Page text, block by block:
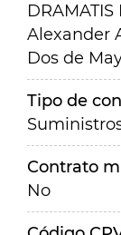
Alexander
Dos de
Tipo de
Contrato
No